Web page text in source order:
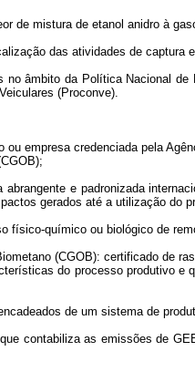
de mistura de etanol anidro à
das atividades de
no âmbito da Política Nacional
(Proconve).
ou empresa credenciada pela
abrangente e padronizada
gerados até a utilização do
físico-químico ou biológico de
(CGOB): certificado de
do processo produtivo
de um sistema de
contabiliza as emissões de